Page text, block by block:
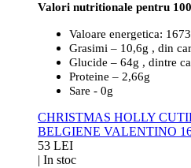
Valori nutritionale pentru
Valoare energetica:
Grasimi – 10,6g , din
Glucide – 64g , dintre
Proteine – 2,66g
Sare - 0g
CHRISTMAS HOLLY
BELGIENE VALENTINO
53 LEI
In stoc